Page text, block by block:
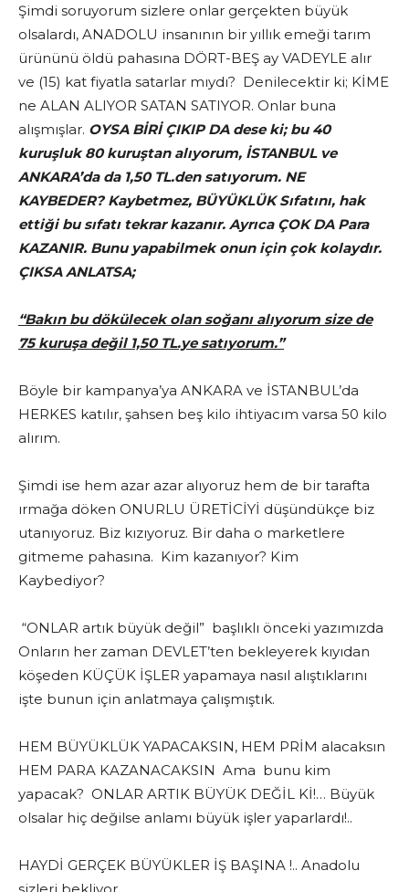
Şimdi soruyorum sizlere onlar gerçekten büyük
olsalardı, ANADOLU insanının bir yıllık emeği tarım
ürününü öldü pahasına DÖRT-BEŞ ay VADEYLE alır
ve (15) kat fiyatla satarlar mıydı? Denilecektir ki; KİME
ne ALAN ALIYOR SATAN SATIYOR. Onlar buna
alışmışlar. OYSA BİRİ ÇIKIP DA dese ki; bu 40
kuruşluk 80 kuruştan alıyorum, İSTANBUL ve
ANKARA’da da 1,50 TL.den satıyorum. NE
KAYBEDER? Kaybetmez, BÜYÜKLÜK Sıfatını, hak
ettiği bu sıfatı tekrar kazanır. Ayrıca ÇOK DA Para
KAZANIR. Bunu yapabilmek onun için çok kolaydır.
ÇIKSA ANLATSA;
“Bakın bu dökülecek olan soğanı alıyorum size de
75 kuruşa değil 1,50 TL.ye satıyorum.”
Böyle bir kampanya’ya ANKARA ve İSTANBUL’da
HERKES katılır, şahsen beş kilo ihtiyacım varsa 50 kilo
alırım.
Şimdi ise hem azar azar alıyoruz hem de bir tarafta
ırmağa döken ONURLU ÜRETİCİYİ düşündükçe biz
utanıyoruz. Biz kızıyoruz. Bir daha o marketlere
gitmeme pahasına. Kim kazanıyor? Kim
Kaybediyor?
“ONLAR artık büyük değil” başlıklı önceki yazımızda
Onların her zaman DEVLET’ten bekleyerek kıyıdan
köşeden KÜÇÜK İŞLER yapamaya nasıl alıştıklarını
işte bunun için anlatmaya çalışmıştık.
HEM BÜYÜKLÜK YAPACAKSIN, HEM PRİM alacaksın
HEM PARA KAZANACAKSIN Ama bunu kim
yapacak? ONLAR ARTIK BÜYÜK DEĞİL Kİ!… Büyük
olsalar hiç değilse anlamı büyük işler yaparlardı!..
HAYDİ GERÇEK BÜYÜKLER İŞ BAŞINA !.. Anadolu